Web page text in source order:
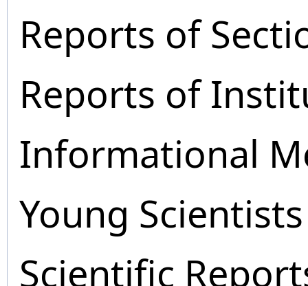
Reports of
Reports of
Informational
Young
Scientific